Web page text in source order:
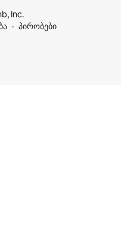
Inc.
პირობები